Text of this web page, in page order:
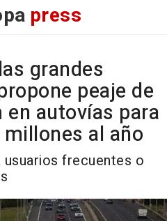
press
grandes
peaje de
autovías para
al año
frecuentes o